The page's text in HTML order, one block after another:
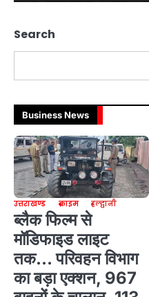
Search
Business News
उत्तराखण्ड क्राइम हल्द्वानी
ब्लैक फिल्म से
मॉडिफाइड लाइट
तक… परिवहन विभाग
का बड़ा एक्शन, 967